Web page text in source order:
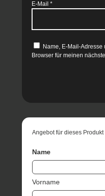
E-Mail *
Name, E-Mail-
Browser für meinen
Angebot für dieses
Name
Vorname